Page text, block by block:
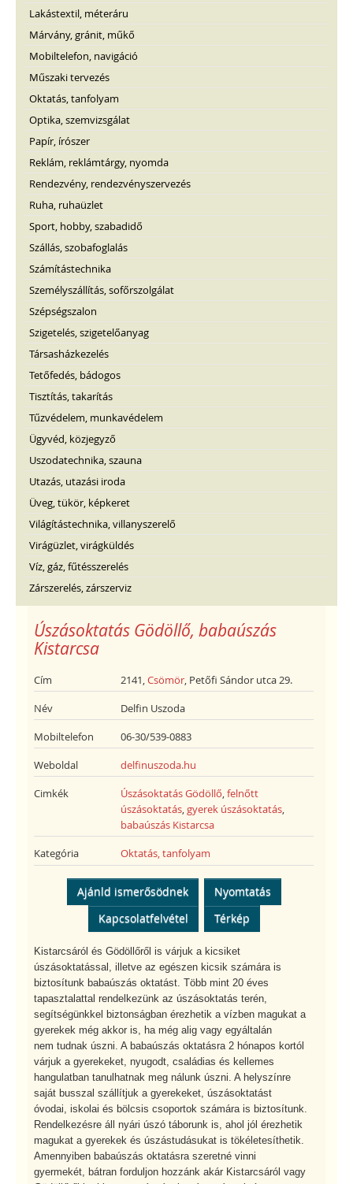
Lakástextil, méteráru
Márvány, gránit, műkő
Mobiltelefon, navigáció
Műszaki tervezés
Oktatás, tanfolyam
Optika, szemvizsgálat
Papír, írószer
Reklám, reklámtárgy, nyomda
Rendezvény, rendezvényszervezés
Ruha, ruhaüzlet
Sport, hobby, szabadidő
Szállás, szobafoglalás
Számítástechnika
Személyszállítás, sofőrszolgálat
Szépségszalon
Szigetelés, szigetelőanyag
Társasházkezelés
Tetőfedés, bádogos
Tisztítás, takarítás
Tűzvédelem, munkavédelem
Ügyvéd, közjegyző
Uszodatechnika, szauna
Utazás, utazási iroda
Üveg, tükör, képkeret
Világítástechnika, villanyszerelő
Virágüzlet, virágküldés
Víz, gáz, fűtésszerelés
Zárszerelés, zárszerviz
Úszásoktatás Gödöllő, babaúszás
Kistarcsa
Cím 2141,Csömör , Petőfi Sándor utca 29.
Név Delfin Uszoda
Mobiltelefon 06-30/539-0883
Weboldal delfinuszoda.hu
Cimkék Úszásoktatás Gödöllő,felnőtt
úszásoktatás,gyerek úszásoktatás,
babaúszás Kistarcsa
Kategória Oktatás, tanfolyam
Ajánld ismerősödnek
Nyomtatás
Kapcsolatfelvétel
Térkép
Kistarcsáról és Gödöllőről is várjuk a kicsiket
úszásoktatással, illetve az egészen kicsik számára is
biztosítunk babaúszás oktatást. Több mint 20 éves
tapasztalattal rendelkezünk az úszásoktatás terén,
segítségünkkel biztonságban érezhetik a vízben magukat a
gyerekek még akkor is, ha még alig vagy egyáltalán
nem tudnak úszni. A babaúszás oktatásra 2 hónapos kortól
várjuk a gyerekeket, nyugodt, családias és kellemes
hangulatban tanulhatnak meg nálunk úszni. A helyszínre
saját busszal szállítjuk a gyerekeket, úszásoktatást
óvodai, iskolai és bölcsis csoportok számára is biztosítunk.
Rendelkezésre áll nyári úszó táborunk is, ahol jól érezhetik
magukat a gyerekek és úszástudásukat is tökéletesíthetik.
Amennyiben babaúszás oktatásra szeretné vinni
gyermekét, bátran forduljon hozzánk akár Kistarcsáról vagy